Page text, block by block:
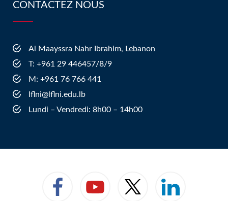
CONTACTEZ NOUS
Al Maayssra Nahr Ibrahim, Lebanon
​T: +961 29 446457/8/9
​M: +961 76 766 441
lflni@lflni.edu.lb
Lundi – Vendredi: 8h00 – 14h00